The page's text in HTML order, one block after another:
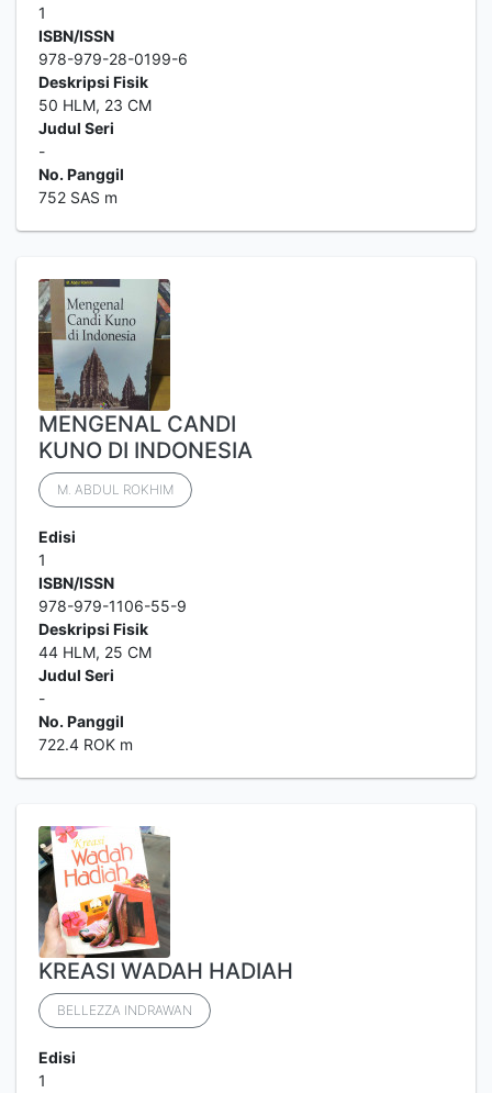
1
ISBN/ISSN
978-979-28-0199-6
Deskripsi Fisik
50 HLM, 23 CM
Judul Seri
-
No. Panggil
752 SAS m
MENGENAL CANDI
KUNO DI INDONESIA
M. ABDUL ROKHIM
Edisi
1
ISBN/ISSN
978-979-1106-55-9
Deskripsi Fisik
44 HLM, 25 CM
Judul Seri
-
No. Panggil
722.4 ROK m
KREASI WADAH HADIAH
BELLEZZA INDRAWAN
Edisi
1